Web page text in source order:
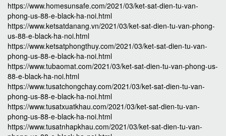
https://www.homesunsafe.com/2021/03/ket-sat-dien-tu-van-
phong-us-88-e-black-ha-noi.html
https://www.ketsatdanang.vn/2021/03/ket-sat-dien-tu-van-phong-
us-88-e-black-ha-noi.html
https://www.ketsatphongthuy.com/2021/03/ket-sat-dien-tu-van-
phong-us-88-e-black-ha-noi.html
https://www.tubaomat.com/2021/03/ket-sat-dien-tu-van-phong-us-
88-e-black-ha-noi.html
https://www.tusatchongchay.com/2021/03/ket-sat-dien-tu-van-
phong-us-88-e-black-ha-noi.html
https://www.tusatxuatkhau.com/2021/03/ket-sat-dien-tu-van-
phong-us-88-e-black-ha-noi.html
https://www.tusatnhapkhau.com/2021/03/ket-sat-dien-tu-van-